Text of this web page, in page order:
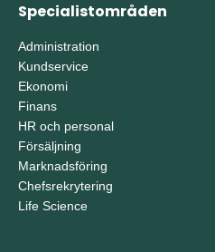
Specialistområden
Administration
Kundservice
Ekonomi
Finans
HR och personal
Försäljning
Marknadsföring
Chefsrekrytering
Life Science